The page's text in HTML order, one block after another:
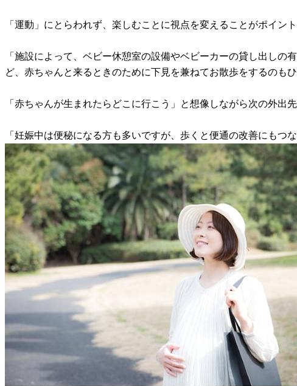
「運動」にとらわれず、楽しむことに視点を変えることがポイント
「施設によって、ベビー休憩室の設備やベビーカーの貸し出し
ど、赤ちゃんと来るときのために下見を兼ねてお散歩をするのもひ
「赤ちゃんが生まれたらどこに行こう」と想像しながら次の外出
「妊娠中は便秘になる方も多いですが、歩くと便通の改善にもつ